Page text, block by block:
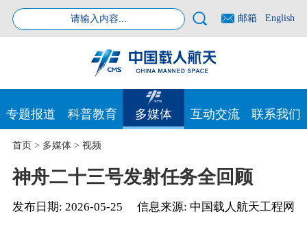
邮箱 English
专题报道 科普教育 多媒体 互动交流 联系我们
首页> 多媒体> 视频
神舟二十三号发射任务全回顾
发布日期: 2026-05-25 信息来源: 中国载人航天工程网